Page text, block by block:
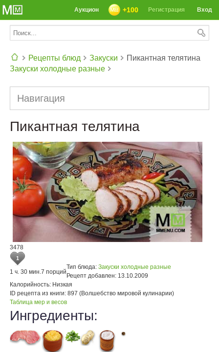
Вход
Регистрация
+100
Аукцион
Рецепты блюд
Закуски
Закуски холодные разные
Пикантная телятина
Навигация
Пикантная телятина
3478
1
1 ч. 30 мин.7 порций
Тип блюда: Закуски холодные разные
Рецепт добавлен: 13.10.2009
Калорийность: Низкая
ID рецепта из книги: 897 (Волшебство мировой кулинарии)
Таблица мер и весов
Ингредиенты: